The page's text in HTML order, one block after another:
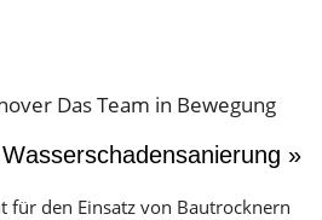
»
für den Einsatz von Bautrocknern